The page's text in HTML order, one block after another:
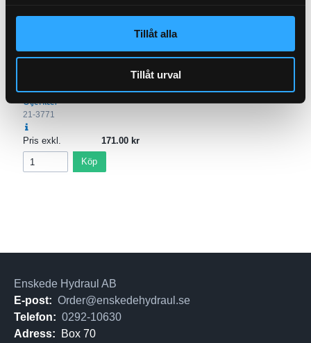
Tillåt alla
Tillåt urval
Oljefilter
21-3771
Pris exkl. 171.00
Köp
Enskede Hydraul AB
E-post: Order@enskedehydraul.se
Telefon: 0292-10630
Adress:
Box 70